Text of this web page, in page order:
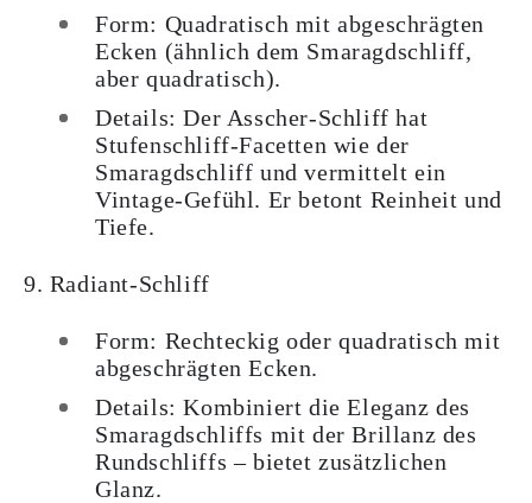
Form: Quadratisch mit abgeschrägten
Ecken (ähnlich dem Smaragdschliff,
aber quadratisch).
Details: Der Asscher-Schliff hat
Stufenschliff-Facetten wie der
Smaragdschliff und vermittelt ein
Vintage-Gefühl. Er betont Reinheit und
Tiefe.
9. Radiant-Schliff
Form: Rechteckig oder quadratisch mit
abgeschrägten Ecken.
Details: Kombiniert die Eleganz des
Smaragdschliffs mit der Brillanz des
Rundschliffs – bietet zusätzlichen
Glanz.